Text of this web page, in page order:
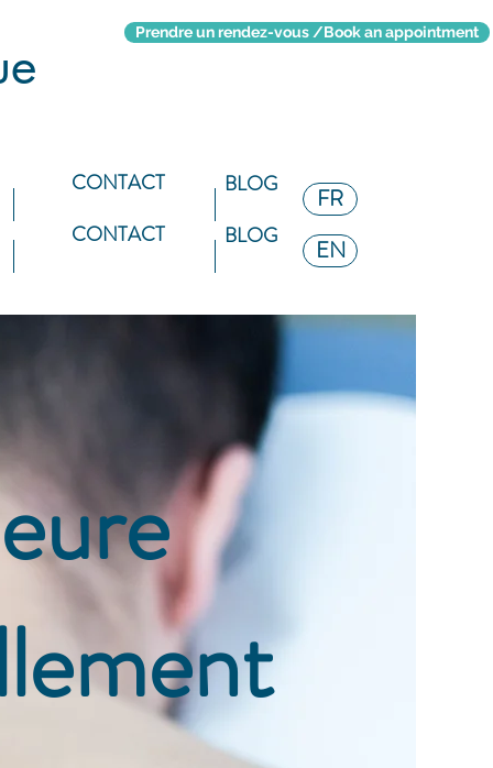
CONTACT BLOG FR
CONTACT BLOG EN
Prendre un rendez-vous /Book an appointment